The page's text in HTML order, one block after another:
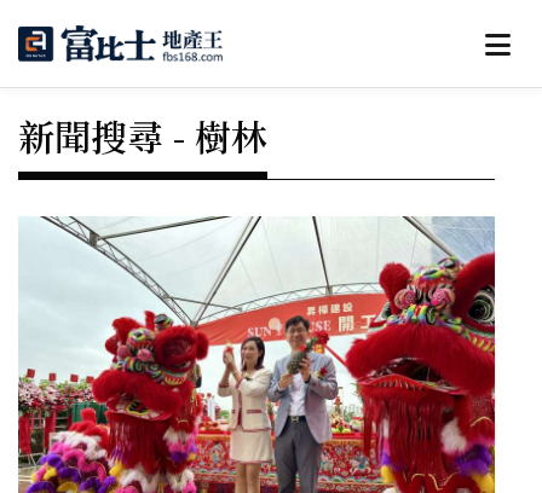
新聞搜尋 - 樹林